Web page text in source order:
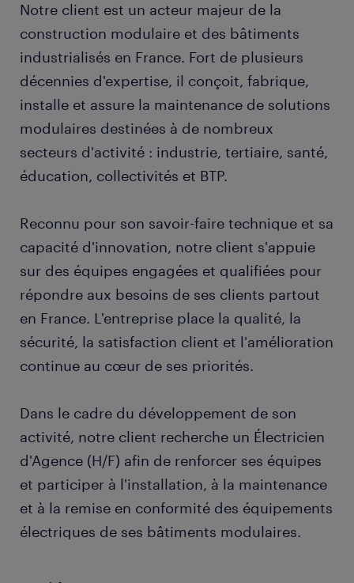
Notre client est un acteur majeur de la
construction modulaire et des bâtiments
industrialisés en France. Fort de plusieurs
décennies d'expertise, il conçoit, fabrique,
installe et assure la maintenance de solutions
modulaires destinées à de nombreux
secteurs d'activité : industrie, tertiaire, santé,
éducation, collectivités et BTP.
Reconnu pour son savoir-faire technique et sa
capacité d'innovation, notre client s'appuie
sur des équipes engagées et qualifiées pour
répondre aux besoins de ses clients partout
en France. L'entreprise place la qualité, la
sécurité, la satisfaction client et l'amélioration
continue au cœur de ses priorités.
Dans le cadre du développement de son
activité, notre client recherche un Électricien
d'Agence (H/F) afin de renforcer ses équipes
et participer à l'installation, à la maintenance
et à la remise en conformité des équipements
électriques de ses bâtiments modulaires.